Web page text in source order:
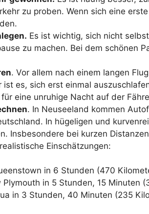
zu proben. Wenn sich eine
Es ist wichtig, sich nicht
zu machen. Bei dem schönen
. Vor allem nach einem langen
ist es, sich erst einmal
eine unruhige Nacht auf der
. In Neuseeland kommen
In hügeligen und
Insbesondere bei kurzen
Einschätzungen:
in 6 Stunden (470
in 5 Stunden, 15 Minuten
in 3 Stunden, 40 Minuten (235